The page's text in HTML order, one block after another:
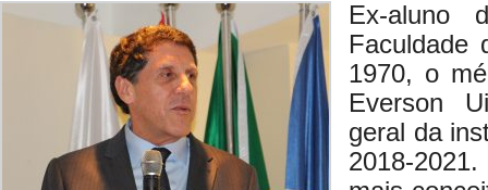
Ex-aluno
Faculdade
1970, o
Everson
geral da
2018-